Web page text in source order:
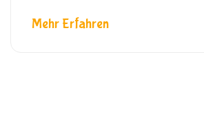
Mehr Erfahren